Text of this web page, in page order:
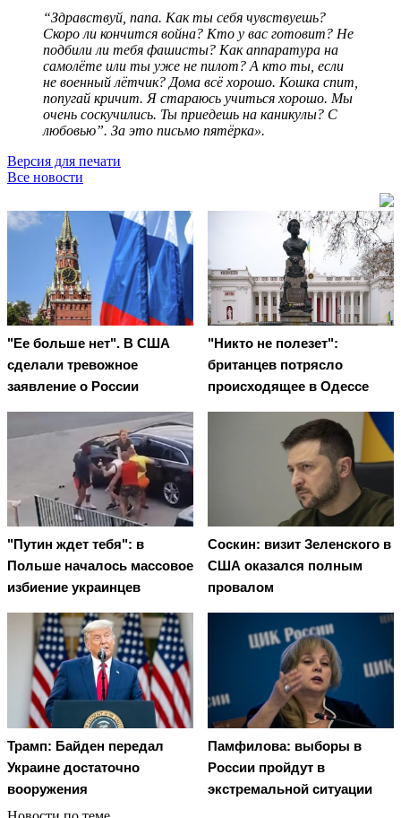
“Здравствуй, папа. Как ты себя чувствуешь?
Скоро ли кончится война? Кто у вас готовит? Не
подбили ли тебя фашисты? Как аппаратура на
самолёте или ты уже не пилот? А кто ты, если
не военный лётчик? Дома всё хорошо. Кошка спит,
попугай кричит. Я стараюсь учиться хорошо. Мы
очень соскучились. Ты приедешь на каникулы? С
любовью”. За это письмо пятёрка».
Версия для печати
Все новости
"Ее больше нет". В США
сделали тревожное
заявление о России
"Никто не полезет":
британцев потрясло
происходящее в Одессе
"Путин ждет тебя": в
Польше началось массовое
избиение украинцев
Соскин: визит Зеленского в
США оказался полным
провалом
Трамп: Байден передал
Украине достаточно
вооружения
Памфилова: выборы в
России пройдут в
экстремальной ситуации